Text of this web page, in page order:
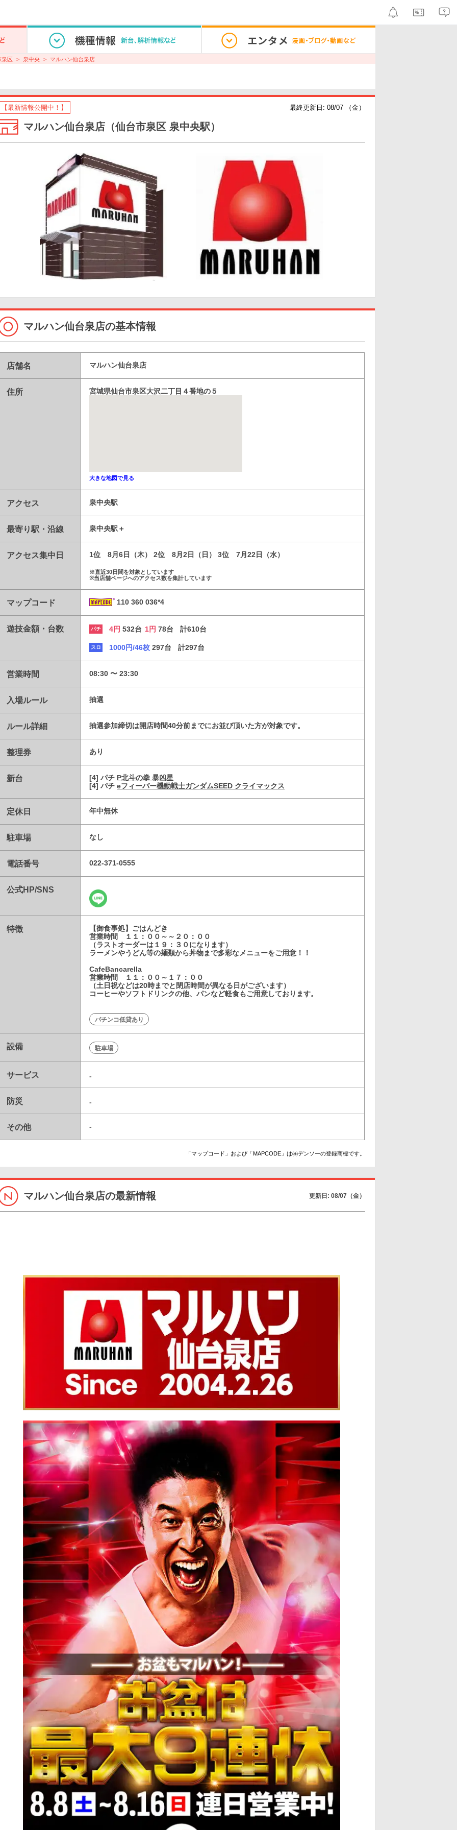
泉区 泉中央 マルハン仙台泉店
【最新情報公開中！】 最終更新日: 08/07 （金）
マルハン仙台泉店（仙台市泉区 泉中央駅）
マルハン仙台泉店の基本情報
店舗名 マルハン仙台泉店
住所 宮城県仙台市泉区大沢二丁目４番地の５
大きな地図で見る
アクセス 泉中央駅
最寄り駅・沿線 泉中央駅
アクセス集中日 1位 8月6日（木） 2位 8月2日（日） 3位 7月22日（水）
※直近30日間を対象としています
※当店舗ページへのアクセス数を集計しています
マップコード 110 360 036*4
遊技金額・台数 パチ 4円 532台 1円 78台 計610台
スロ 1000円/46枚 297台 計297台
営業時間 08:30 〜 23:30
入場ルール 抽選
ルール詳細 抽選参加締切は開店時間40分前までにお並び頂いた方が対象です。
整理券 あり
新台 [4] パチ P北斗の拳 暴凶星
[4] パチ eフィーバー機動戦士ガンダムSEED クライマックス
定休日 年中無休
駐車場 なし
電話番号 022-371-0555
公式HP/SNS
特徴
【御食事処】ごはんどき
営業時間 １１：００～～２０：００
（ラストオーダーは１９：３０になります）
ラーメンやうどん等の麺類から丼物まで多彩なメニューをご用意！！
CafeBancarella
営業時間 １１：００～１７：００
（土日祝などは20時までと閉店時間が異なる日がございます）
コーヒーやソフトドリンクの他、パンなど軽食もご用意しております。
パチンコ低貸あり
設備 駐車場
サービス -
防災 -
その他 -
「マップコード」および「MAPCODE」は㈱デンソーの登録商標です。
マルハン仙台泉店の最新情報 更新日: 08/07（金）